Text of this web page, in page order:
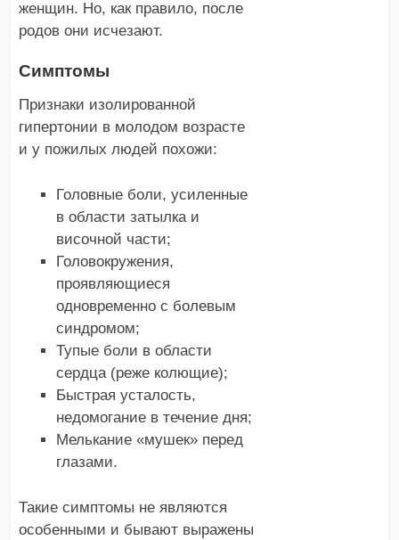
женщин. Но, как правило, после
родов они исчезают.
Симптомы
Признаки изолированной
гипертонии в молодом возрасте
и у пожилых людей похожи:
Головные боли, усиленные
в области затылка и
височной части;
Головокружения,
проявляющиеся
одновременно с болевым
синдромом;
Тупые боли в области
сердца (реже колющие);
Быстрая усталость,
недомогание в течение дня;
Мелькание «мушек» перед
глазами.
Такие симптомы не являются
особенными и бывают выражены